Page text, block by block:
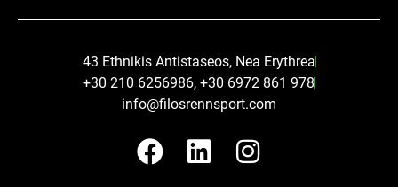
43 Ethnikis Antistaseos, Nea Erythrea
+30 210 6256986, +30 6972 861 978
info@filosrennsport.com
F
a
L
i
I
n